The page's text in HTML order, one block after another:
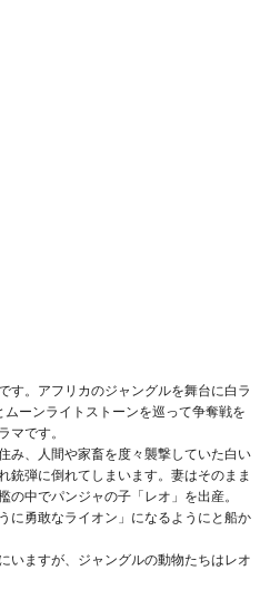
す。アフリカのジャングルを舞台に白ラ
ーンライトストーンを巡って争奪戦を
マです。
み、人間や家畜を度々襲撃していた白い
銃弾に倒れてしまいます。妻はそのまま
中でパンジャの子「レオ」を出産。
に勇敢なライオン」になるようにと船か
いますが、ジャングルの動物たちはレオ